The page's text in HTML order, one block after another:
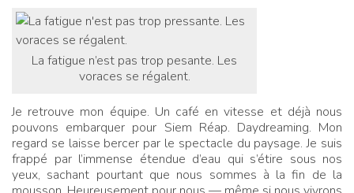
La fatigue n’est pas trop pesante. Les
voraces se régalent.
Je retrouve mon équipe. Un café en vitesse et déjà nous
pouvons embarquer pour Siem Réap. Daydreaming. Mon
regard se laisse bercer par le spectacle du paysage. Je suis
frappé par l’immense étendue d’eau qui s’étire sous nos
yeux, sachant pourtant que nous sommes à la fin de la